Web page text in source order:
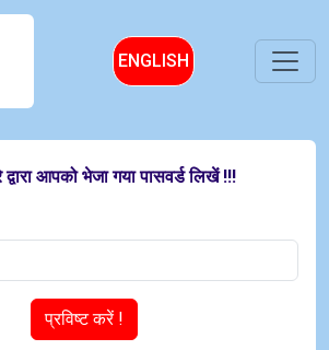
ENGLISH
द्वारा आपको भेजा गया पासवर्ड लिखें !!!
प्रविष्ट करें !